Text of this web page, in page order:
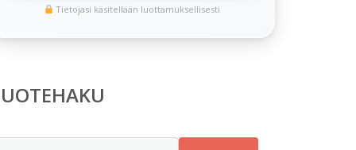
Tietojasi käsitellään luottamuksellisesti